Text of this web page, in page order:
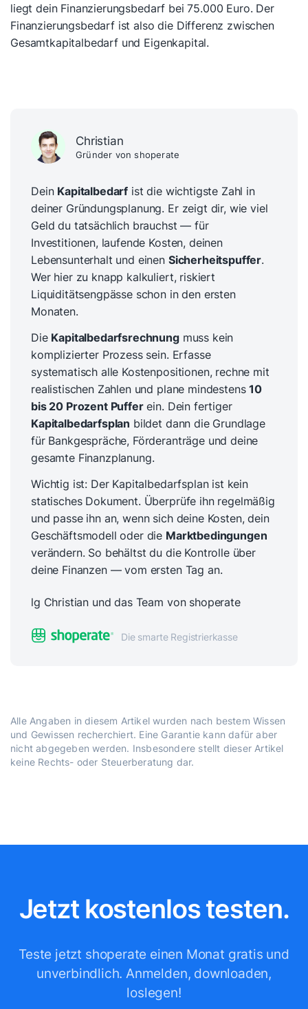
liegt dein Finanzierungsbedarf bei 75.000 Euro. Der
Finanzierungsbedarf ist also die Differenz zwischen
Gesamtkapitalbedarf und Eigenkapital.
Christian
Gründer von shoperate
Dein Kapitalbedarf ist die wichtigste Zahl in
deiner Gründungsplanung. Er zeigt dir, wie viel
Geld du tatsächlich brauchst — für
Investitionen, laufende Kosten, deinen
Lebensunterhalt und einen Sicherheitspuffer.
Wer hier zu knapp kalkuliert, riskiert
Liquiditätsengpässe schon in den ersten
Monaten.
Die Kapitalbedarfsrechnungmuss kein
komplizierter Prozess sein. Erfasse
systematisch alle Kostenpositionen, rechne mit
realistischen Zahlen und plane mindestens10
bis 20 Prozent Pufferein. Dein fertiger
Kapitalbedarfsplan bildet dann die Grundlage
für Bankgespräche, Förderanträge und deine
gesamte Finanzplanung.
Wichtig ist: Der Kapitalbedarfsplan ist kein
statisches Dokument. Überprüfe ihn regelmäßig
und passe ihn an, wenn sich deine Kosten, dein
Geschäftsmodell oder die Marktbedingungen
verändern. So behältst du die Kontrolle über
deine Finanzen — vom ersten Tag an.
lg Christian und das Team von shoperate
Die smarte Registrierkasse
Alle Angaben in diesem Artikel wurden nach bestem Wissen
und Gewissen recherchiert. Eine Garantie kann dafür aber
nicht abgegeben werden. Insbesondere stellt dieser Artikel
keine Rechts- oder Steuerberatung dar.
Jetzt kostenlos testen.
Teste jetzt shoperate einen Monat gratis und
unverbindlich. Anmelden, downloaden,
loslegen!